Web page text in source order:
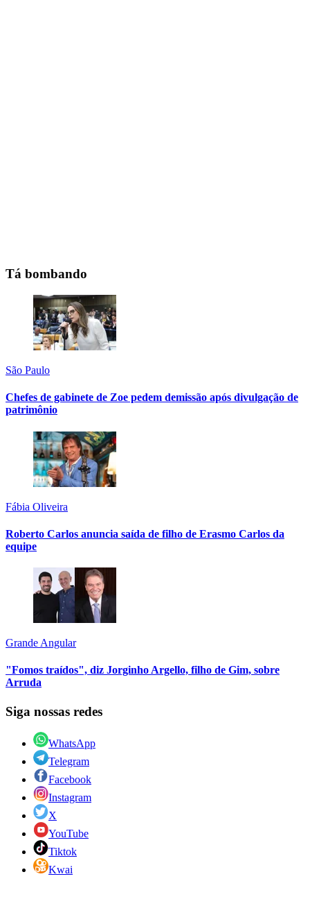
Tá bombando
São Paulo
Chefes de gabinete de Zoe pedem demissão após divulgação de
patrimônio
Fábia Oliveira
Roberto Carlos anuncia saída de filho de Erasmo Carlos da
equipe
Grande Angular
"Fomos traídos", diz Jorginho Argello, filho de Gim, sobre
Arruda
Siga nossas redes
WhatsApp
Telegram
Facebook
Instagram
X
YouTube
Tiktok
Kwai